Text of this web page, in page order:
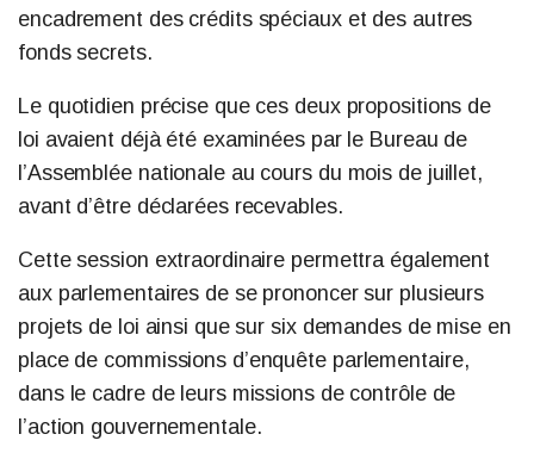
encadrement des crédits spéciaux et des autres
fonds secrets.
Le quotidien précise que ces deux propositions de
loi avaient déjà été examinées par le Bureau de
l’Assemblée nationale au cours du mois de juillet,
avant d’être déclarées recevables.
Cette session extraordinaire permettra également
aux parlementaires de se prononcer sur plusieurs
projets de loi ainsi que sur six demandes de mise en
place de commissions d’enquête parlementaire,
dans le cadre de leurs missions de contrôle de
l’action gouvernementale.